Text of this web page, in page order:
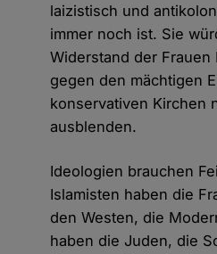
laizistisch und
immer noch ist. Sie
Widerstand der Frauen
gegen den mächtigen
konservativen Kirchen
ausblenden.
Ideologien brauchen
Islamisten haben die
den Westen, die
haben die Juden, die